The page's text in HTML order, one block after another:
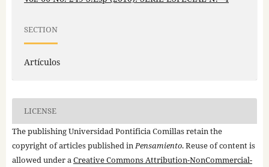
SECTION
Artículos
LICENSE
The publishing Universidad Pontificia Comillas retain the
copyright of articles published inPensamiento. Reuse of content is
allowed under aCreative Commons Attribution-NonCommercial-